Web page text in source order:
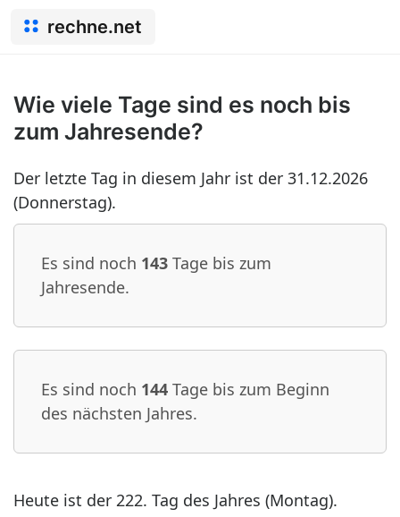
rechne.net
Wie viele Tage sind es noch bis
zum Jahresende?
Der letzte Tag in diesem Jahr ist der 31.12.2026
(Donnerstag).
Es sind noch 143 Tage bis zum
Jahresende.
Es sind noch 144 Tage bis zum Beginn
des nächsten Jahres.
Heute ist der 222. Tag des Jahres (Montag).